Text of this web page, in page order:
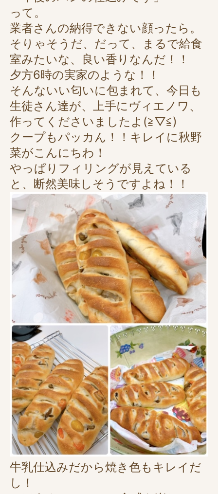
って。
業者さんの納得できない顔ったら。
そりゃそうだ、だって、まるで給食
室みたいな、良い香りなんだ！！
夕方6時の実家のような！！
そんないい匂いに包まれて、今日も
生徒さん達が、上手にヴィエノワ、
作ってくださいましたよ(≧▽≦)
クープもパッカん！！キレイに秋野
菜がこんにちわ！
やっぱりフィリングが見えている
と、断然美味しそうですよね！！
牛乳仕込みだから焼き色もキレイだ
し！